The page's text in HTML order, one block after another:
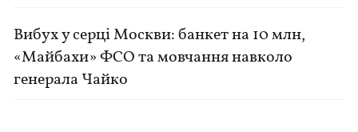
Вибух у серці Москви: банкет на 10 млн,
«Майбахи» ФСО та мовчання навколо
генерала Чайко